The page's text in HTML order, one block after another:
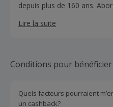
depuis plus de 160 ans.
d'appareils photo à partir de
pensés pour une
rapport qualité prix
Lire la suite
Conditions pour
Quels facteurs pourraient
un cashback?